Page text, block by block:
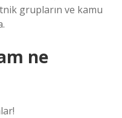
grupların ve kamu
ne